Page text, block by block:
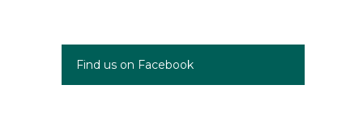
Find us on Facebook